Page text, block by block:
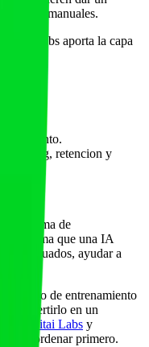
tareas manuales.
Fitai Labs aporta la capa
retencion y
una suma de
sistema que una IA
adecuados, ayudar a
servicio de entrenamiento
convertirlo en un
de Fitai Labs y
ordenar primero.